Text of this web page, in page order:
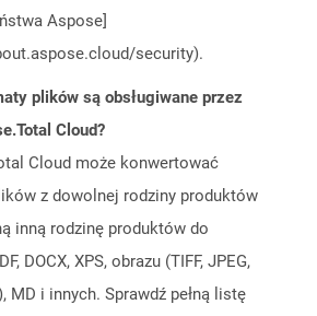
Aspose]
security).
plików są obsługiwane przez
Cloud?
Cloud może konwertować
z dowolnej rodziny produktów
inną rodzinę produktów do
DOCX, XPS, obrazu (TIFF, JPEG,
MD i innych. Sprawdź pełną listę